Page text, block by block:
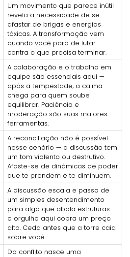
Um movimento que parece inútil
revela a necessidade de se
afastar de brigas e energias
tóxicas. A transformação vem
quando você para de lutar
contra o que precisa terminar.
A colaboração e o trabalho em
equipe são essenciais aqui —
após a tempestade, a calma
chega para quem soube
equilibrar. Paciência e
moderação são suas maiores
ferramentas.
A reconciliação não é possível
nesse cenário — a discussão tem
um tom violento ou destrutivo.
Afaste-se de dinâmicas de poder
que te prendem e te diminuem.
A discussão escala e passa de
um simples desentendimento
para algo que abala estruturas —
o orgulho aqui cobra um preço
alto. Ceda antes que a torre caia
sobre você.
Do conflito nasce uma